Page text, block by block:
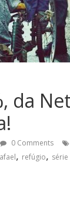
da
0 Comments
, refúgio,